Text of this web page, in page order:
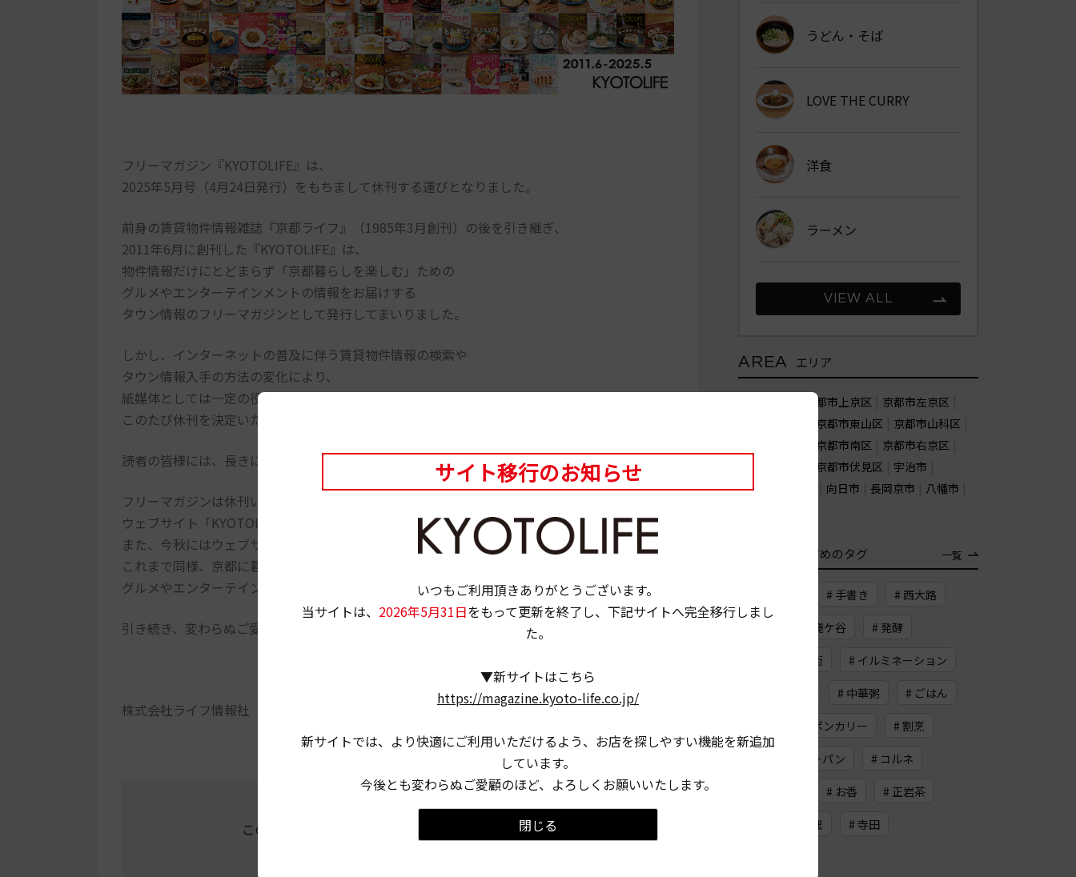
フリーマガジン『KYOTOLIFE』は、
2025年5月号（4月24日発行）をもちまして休刊する運びとなりました。
前身の賃貸物件情報雑誌『京都ライフ』（1985年3月創刊）の後を引き継ぎ、
2011年6月に創刊した『KYOTOLIFE』は、
物件情報だけにとどまらず「京都暮らしを楽しむ」ための
グルメやエンターテインメントの情報をお届けする
タウン情報のフリーマガジンとして発行してまいりました。
しかし、インターネットの普及に伴う賃貸物件情報の検索や
タウン情報入手の方法の変化により、
紙媒体としては一定の役割を終えたという判断のもと、
このたび休刊を決定いたしました。
読者の皆様には、長きにわたりご支援いただきましたこと心より御礼申し上げます。
フリーマガジンは休刊いたしますが、
ウェブサイト「KYOTOLIFE」は継続し、
また、今秋にはウェブサイトのリニューアルも予定しております。
これまで同様、京都に暮らす方、これから暮らしたい方に向けて、
グルメやエンターテインメント情報をお届けいたします。
引き続き、変わらぬご愛顧を賜ります様、何卒宜しくお願い申し上げます。
株式会社ライフ情報社
この記事をシェアする
うどん・そば
LOVE THE CURRY
洋食
ラーメン
VIEW ALL
AREA エリア
京都市上京区
京都市左京区
京都市東山区
京都市山科区
京都市南区
京都市右京区
京都市伏見区
宇治市
亀岡市
向日市 長岡京市
八幡市
おすすめのタグ 一覧
# 手書き # 西大路
# 鹿ケ谷 # 発酵
# 納屋町商店街 # イルミネーション
# 中華粥 # ごはん
# プーパットポンカリー # 割烹
# チーズカレーパン # コルネ
# お香 # 正岩茶
# イギリス料理 # 寺田
サイト移行のお知らせ
いつもご利用頂きありがとうございます。
当サイトは、 2026年5月31日をもって更新を終了し、下記サイトへ完全移行しまし
た。
▼新サイトはこちら
https://magazine.kyoto-life.co.jp/
新サイトでは、より快適にご利用いただけるよう、お店を探しやすい機能を新追加
しています。
今後とも変わらぬご愛顧のほど、よろしくお願いいたします。
閉じる